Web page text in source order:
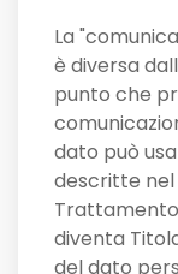
La
è diversa
punto che
dato può
descritte
diventa
del dato